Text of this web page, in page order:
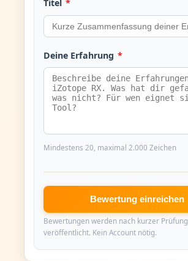
Titel *
Deine Erfahrung *
Mindestens 20, maximal 2.000 Zeichen
Bewertung einreichen
Bewertungen werden nach kurzer Prüfung
veröffentlicht. Kein Account nötig.